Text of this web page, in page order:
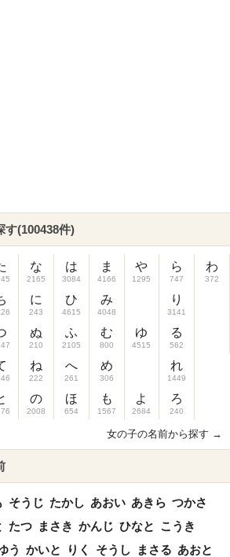
す(100438件)
な
2165
に
243
ぬ
210
ね
222
の
2008
は
3084
ひ
4615
ふ
2105
へ
261
ほ
654
ま
4166
み
4048
む
800
め
306
も
1567
や
1295
ゆ
4515
よ
2684
ら
747
り
3141
る
562
れ
1449
ろ
240
わ
372
女の子の名前から探す →
そうじ たかし あおい あきら つかさ
たつ まさき かんじ ひなと こうき
う かいと りく そうし まさる あおと